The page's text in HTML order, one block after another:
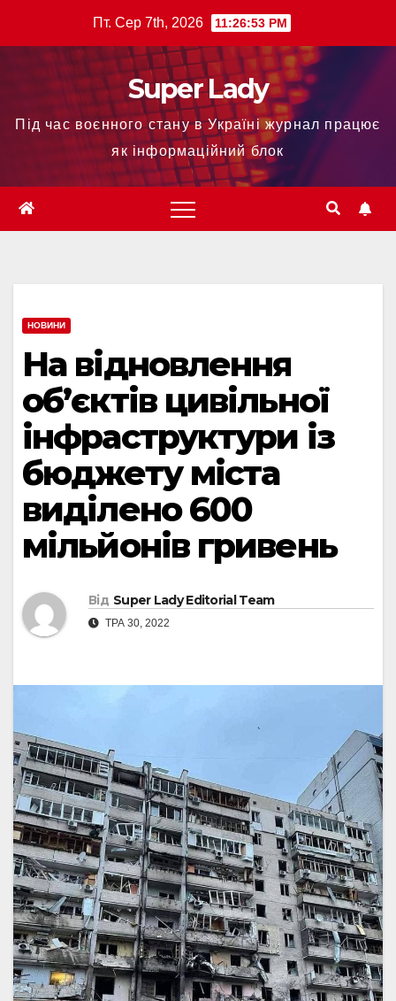
Пт. Сер 7th, 2026 11:26:54 PM
Super Lady
Під час воєнного стану в Україні журнал працює
як інформаційний блок
НОВИНИ
На відновлення
об’єктів цивільної
інфраструктури із
бюджету міста
виділено 600
мільйонів гривень
Від Super Lady Editorial Team
ТРА 30, 2022